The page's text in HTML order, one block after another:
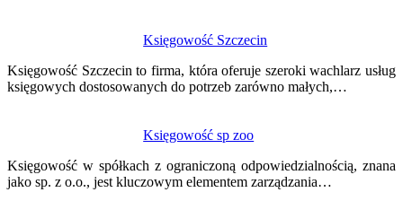
Księgowość Szczecin
Księgowość Szczecin to firma, która oferuje szeroki wachlarz usług
księgowych dostosowanych do potrzeb zarówno małych,…
Księgowość sp zoo
Księgowość w spółkach z ograniczoną odpowiedzialnością, znana
jako sp. z o.o., jest kluczowym elementem zarządzania…